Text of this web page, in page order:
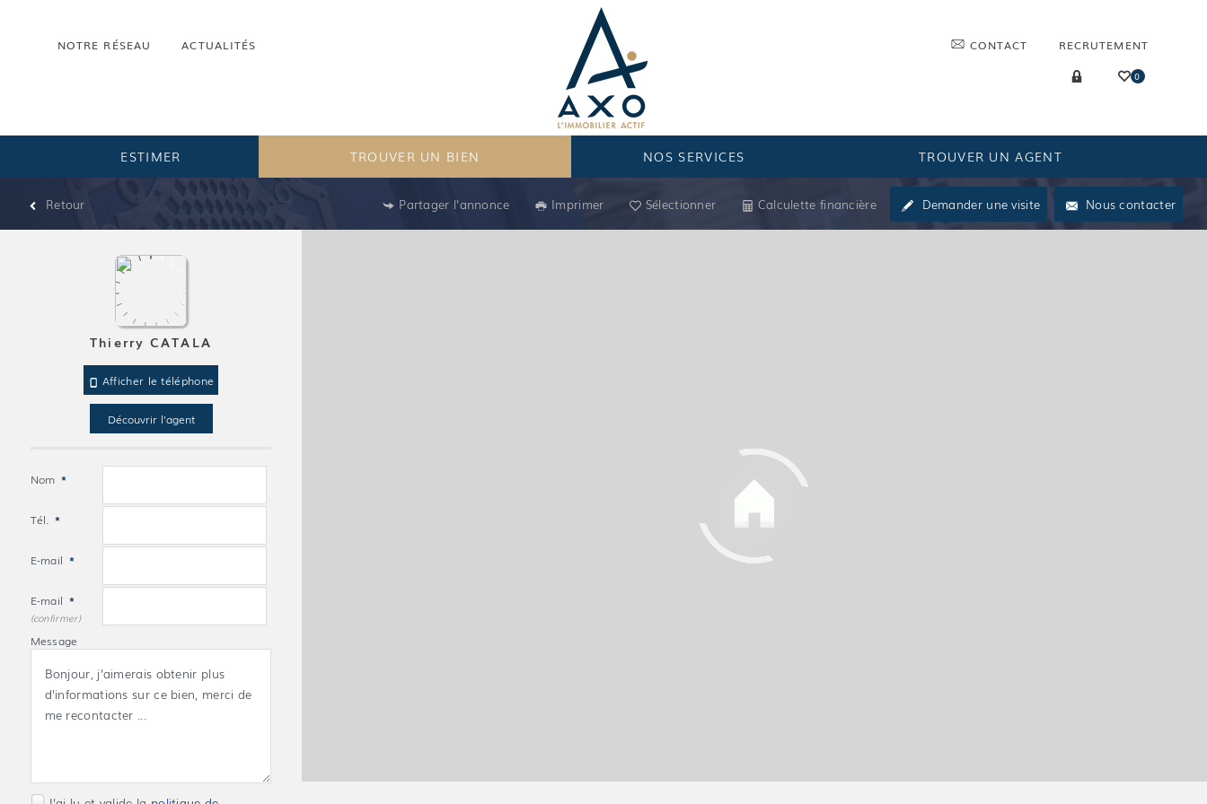
NOTRE RÉSEAU ACTUALITÉS CONTACT RECRUTEMENT
0
ESTIMER TROUVER UN BIEN NOS SERVICES TROUVER UN AGENT
Retour Partager l'annonce Imprimer Sélectionner Calculette financière Demander une visite Nous contacter
Thierry CATALA
Afficher le téléphone
Découvrir l'agent
Nom *
Tél. *
E-mail *
E-mail *
(confirmer)
Message